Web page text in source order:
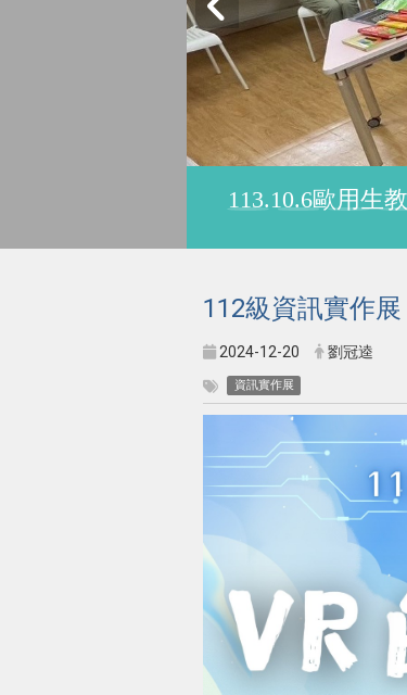
113.10.6歐用生
112級資訊實作
2024-12-20 劉冠逵
資訊實作展